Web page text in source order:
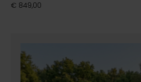
€ 849,00